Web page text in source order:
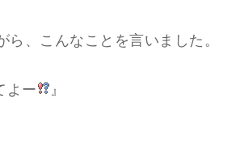
、こんなことを言いました。
よー 』